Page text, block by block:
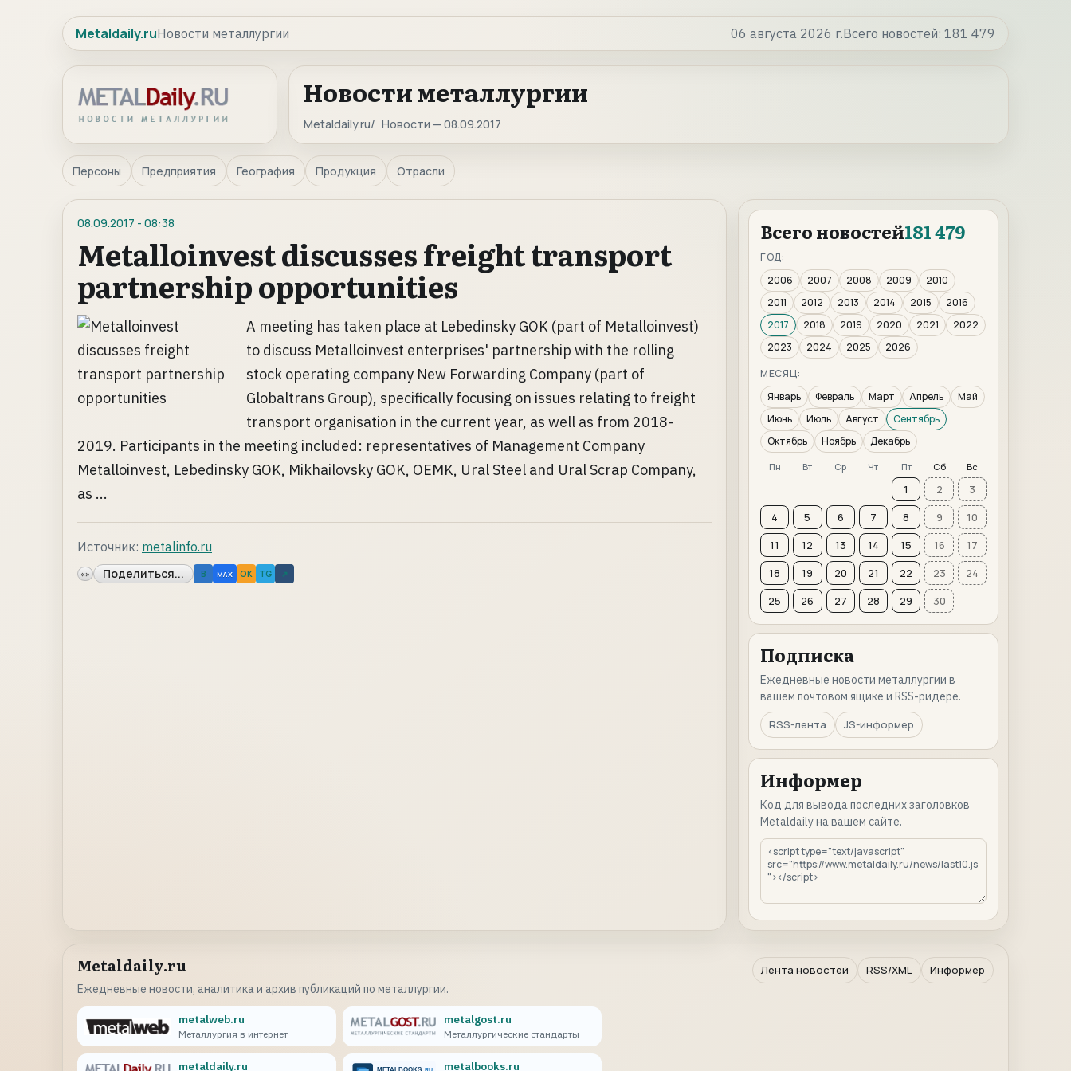
Metaldaily.ruНовости металлургии 06 августа 2026 г.Всего новостей: 181 479
Новости металлургии
Metaldaily.ru Новости — 08.09.2017
Персоны Предприятия География Продукция Отрасли
08.09.2017 - 08:38
Metalloinvest discusses freight transport
partnership opportunities
A meeting has taken place at Lebedinsky GOK (part of Metalloinvest)
to discuss Metalloinvest enterprises' partnership with the rolling
stock operating company New Forwarding Company (part of
Globaltrans Group), specifically focusing on issues relating to freight
transport organisation in the current year, as well as from 2018-
2019. Participants in the meeting included: representatives of Management Company
Metalloinvest, Lebedinsky GOK, Mikhailovsky GOK, OEMK, Ural Steel and Ural Scrap Company,
as ...
Источник: metalinfo.ru
«» Поделиться... B MAX OK TG ↗
Всего новостей181 479
ГОД:
2006
2007 2008 2009
2010
2011
2012 2013 2014 2015
2016
2017
2018 2019 2020 2021
2022
2023
2024 2025
2026
МЕСЯЦ:
Январь
Февраль Март Апрель
Май
Июнь
Июль Август
Сентябрь
Октябрь
Ноябрь Декабрь
Пн Вт Ср Чт Пт Сб Вс
1 2
3
4
5 6 7 8 9
10
11
12 13 14 15 16
17
18
19 20 21 22 23
24
25
26 27 28 29 30
Подписка
Ежедневные новости металлургии в
вашем почтовом ящике и RSS-ридере.
RSS-лента
JS-информер
Информер
Код для вывода последних заголовков
Metaldaily на вашем сайте.
Metaldaily.ru
Ежедневные новости, аналитика и архив публикаций по металлургии.
Лента новостей RSS/XML Информер
metalweb.ru
Металлургия в интернет
metalgost.ru
Металлургические стандарты
metaldaily.ru metalbooks.ru